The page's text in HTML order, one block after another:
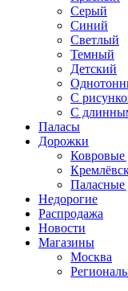
Серый
Синий
Светлый
Темный
Детский
С
С
Паласы
Дорожки
Ковровые
Паласные
Недорогие
Распродажа
Новости
Магазины
Москва